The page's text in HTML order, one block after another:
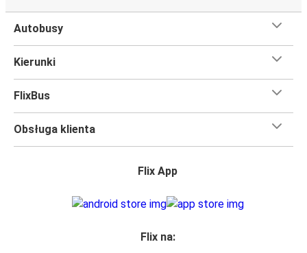
Autobusy
Kierunki
FlixBus
Obsługa klienta
Flix App
Flix na: